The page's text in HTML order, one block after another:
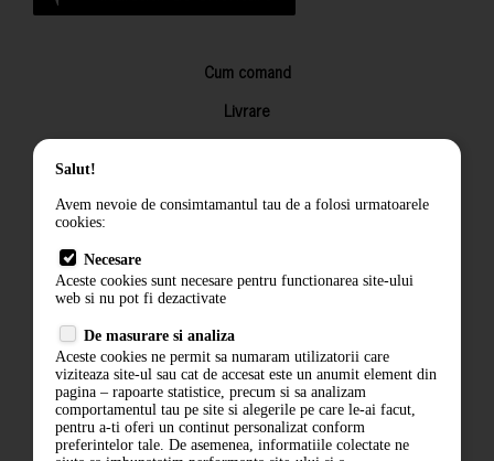
Cum comand
Livrare
Returnarea produselor
Termeni si conditii
Politica de confidentialitate
ANPC
Salut!
Avem nevoie de consimtamantul tau de a folosi urmatoarele
cookies:
Necesare
Aceste cookies sunt necesare pentru functionarea site-ului
web si nu pot fi dezactivate
De masurare si analiza
Aceste cookies ne permit sa numaram utilizatorii care
viziteaza site-ul sau cat de accesat este un anumit element din
pagina – rapoarte statistice, precum si sa analizam
comportamentul tau pe site si alegerile pe care le-ai facut,
pentru a-ti oferi un continut personalizat conform
preferintelor tale. De asemenea, informatiile colectate ne